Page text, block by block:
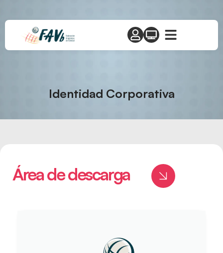
Identidad Corporativa
Área de descarga